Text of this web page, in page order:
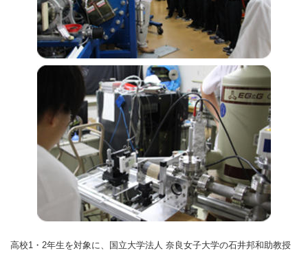
高校1・2年生を対象に、国立大学法人 奈良女子大学の石井邦和助教授